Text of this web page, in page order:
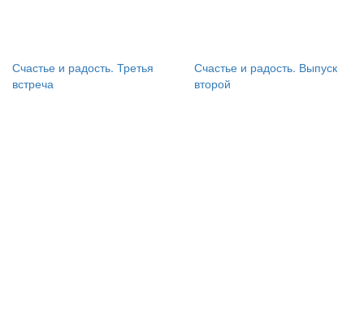
Счастье и радость. Третья
встреча
Счастье и радость. Выпуск
второй